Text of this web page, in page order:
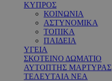
ΚΥΠΡΟΣ
ΚΟΙΝΩΝΙΑ
ΑΣΤΥΝΟΜΙΚΑ
ΤΟΠΙΚΑ
ΠΑΙΔΕΙΑ
ΥΓΕΙΑ
ΣΚΟΤΕΙΝΟ ΔΩΜΑΤΙΟ
ΑΥΤΟΠΤΗΣ ΜΑΡΤΥΡΑΣ
ΤΕΛΕΥΤΑΙΑ ΝΕΑ